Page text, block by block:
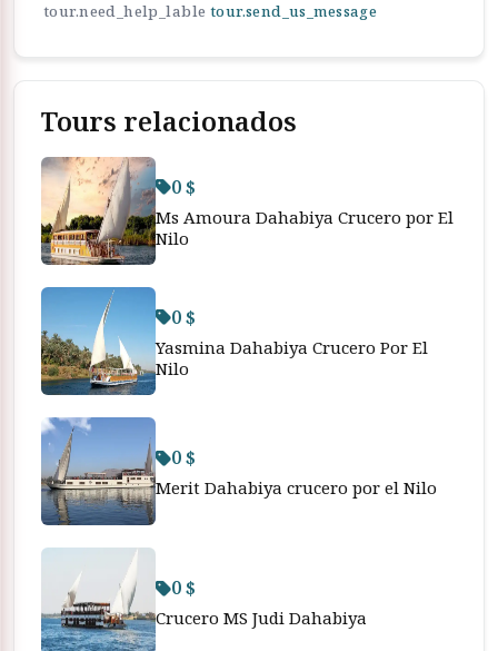
tour.need_help_lable tour.send_us_message
Tours relacionados
0 $
Ms Amoura Dahabiya Crucero por El
Nilo
0 $
Yasmina Dahabiya Crucero Por El
Nilo
0 $
Merit Dahabiya crucero por el Nilo
0 $
Crucero MS Judi Dahabiya